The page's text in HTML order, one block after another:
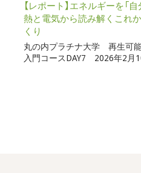
【レポート】エネルギーを「自
熱と電気から読み解くこれ
くり
丸の内プラチナ大学 再生可
入門コースDAY7 2026年2月10